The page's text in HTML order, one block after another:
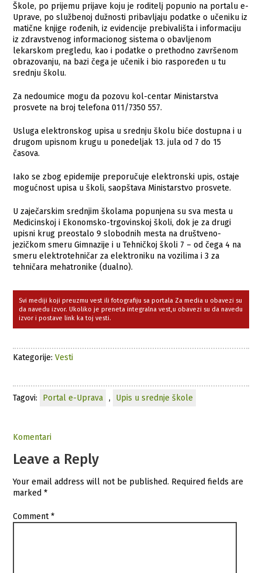
Škole, po prijemu prijave koju je roditelj popunio na portalu e-
Uprave, po službenoj dužnosti pribavljaju podatke o učeniku iz
matične knjige rođenih, iz evidencije prebivališta i informaciju
iz zdravstvenog informacionog sistema o obavljenom
lekarskom pregledu, kao i podatke o prethodno završenom
obrazovanju, na bazi čega je učenik i bio raspoređen u tu
srednju školu.
Za nedoumice mogu da pozovu kol-centar Ministarstva
prosvete na broj telefona 011/7350 557.
Usluga elektronskog upisa u srednju školu biće dostupna i u
drugom upisnom krugu u ponedeljak 13. jula od 7 do 15
časova.
Iako se zbog epidemije preporučuje elektronski upis, ostaje
mogućnost upisa u školi, saopštava Ministarstvo prosvete.
U zaječarskim srednjim školama popunjena su sva mesta u
Medicinskoj i Ekonomsko-trgovinskoj školi, dok je za drugi
upisni krug preostalo 9 slobodnih mesta na društveno-
jezičkom smeru Gimnazije i u Tehničkoj školi 7 – od čega 4 na
smeru elektrotehničar za elektroniku na vozilima i 3 za
tehničara mehatronike (dualno).
Svi mediji koji preuzmu vest ili fotografiju sa portala Za media u obavezi su
da navedu izvor. Ukoliko je preneta integralna vest,u obavezi su da navedu
izvor i postave link ka toj vesti.
Kategorije:Vesti
Tagovi: Portal e-Uprava , Upis u srednje škole
Komentari
Leave a Reply
Your email address will not be published. Required fields are
marked*
Comment*